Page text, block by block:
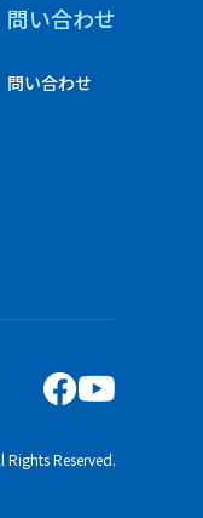
問い合わせ
問い合わせ
Reserved.